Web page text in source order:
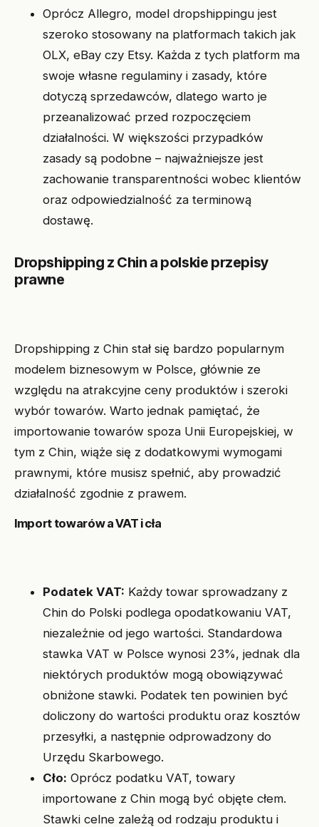
Oprócz Allegro, model dropshippingu jest
szeroko stosowany na platformach takich jak
OLX, eBay czy Etsy. Każda z tych platform ma
swoje własne regulaminy i zasady, które
dotyczą sprzedawców, dlatego warto je
przeanalizować przed rozpoczęciem
działalności. W większości przypadków
zasady są podobne – najważniejsze jest
zachowanie transparentności wobec klientów
oraz odpowiedzialność za terminową
dostawę.
Dropshipping z Chin a polskie przepisy
prawne
Dropshipping z Chin stał się bardzo popularnym
modelem biznesowym w Polsce, głównie ze
względu na atrakcyjne ceny produktów i szeroki
wybór towarów. Warto jednak pamiętać, że
importowanie towarów spoza Unii Europejskiej, w
tym z Chin, wiąże się z dodatkowymi wymogami
prawnymi, które musisz spełnić, aby prowadzić
działalność zgodnie z prawem.
Import towarów a VAT i cła
Podatek VAT: Każdy towar sprowadzany z
Chin do Polski podlega opodatkowaniu VAT,
niezależnie od jego wartości. Standardowa
stawka VAT w Polsce wynosi 23%, jednak dla
niektórych produktów mogą obowiązywać
obniżone stawki. Podatek ten powinien być
doliczony do wartości produktu oraz kosztów
przesyłki, a następnie odprowadzony do
Urzędu Skarbowego.
Cło: Oprócz podatku VAT, towary
importowane z Chin mogą być objęte cłem.
Stawki celne zależą od rodzaju produktu i